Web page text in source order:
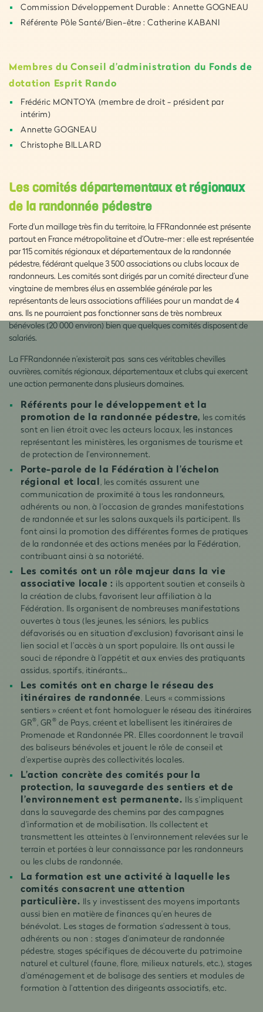
Commission Développement Durable : Annette GOGNEAU
Référente Pôle Santé/Bien-être : Catherine KABANI
Membres du Conseil d’administration du Fonds de
dotation Esprit Rando
Frédéric MONTOYA (membre de droit - président par
intérim)
Annette GOGNEAU
Christophe BILLARD
Les comités départementaux et régionaux
de la randonnée pédestre
Forte d'un maillage très fin du territoire, la FFRandonnée est présente
partout en France métropolitaine et d’Outre-mer : elle est représentée
par 115 comités régionaux et départementaux de la randonnée
pédestre, fédérant quelque 3 500 associations ou clubs locaux de
randonneurs. Les comités sont dirigés par un comité directeur d’une
vingtaine de membres élus en assemblée générale par les
représentants de leurs associations affiliées pour un mandat de 4
ans. Ils ne pourraient pas fonctionner sans de très nombreux
bénévoles (20 000 environ) bien que quelques comités disposent de
salariés.
La FFRandonnée n’existerait pas sans ces véritables chevilles
ouvrières, comités régionaux, départementaux et clubs qui exercent
une action permanente dans plusieurs domaines.
Référents pour le développement et la
promotion de la randonnée pédestre, les comités
sont en lien étroit avec les acteurs locaux, les instances
représentant les ministères, les organismes de tourisme et
de protection de l’environnement.
Porte-parole de la Fédération à l’échelon
régional et local, les comités assurent une
communication de proximité à tous les randonneurs,
adhérents ou non, à l’occasion de grandes manifestations
de randonnée et sur les salons auxquels ils participent. Ils
font ainsi la promotion des différentes formes de pratiques
de la randonnée et des actions menées par la Fédération,
contribuant ainsi à sa notoriété.
Les comités ont un rôle majeur dans la vie
associative locale : ils apportent soutien et conseils à
la création de clubs, favorisent leur affiliation à la
Fédération. Ils organisent de nombreuses manifestations
ouvertes à tous (les jeunes, les séniors, les publics
défavorisés ou en situation d'exclusion) favorisant ainsi le
lien social et l’accès à un sport populaire. Ils ont aussi le
souci de répondre à l’appétit et aux envies des pratiquants
assidus, sportifs, itinérants…
Les comités ont en charge le réseau des
itinéraires de randonnée. Leurs « commissions
sentiers » créent et font homologuer le réseau des itinéraires
GR®, GR® de Pays, créent et labellisent les itinéraires de
Promenade et Randonnée PR. Elles coordonnent le travail
des baliseurs bénévoles et jouent le rôle de conseil et
d’expertise auprès des collectivités locales.
L’action concrète des comités pour la
protection, la sauvegarde des sentiers et de
l’environnement est permanente. Ils s’impliquent
dans la sauvegarde des chemins par des campagnes
d’information et de mobilisation. Ils collectent et
transmettent les atteintes à l’environnement relevées sur le
terrain et portées à leur connaissance par les randonneurs
ou les clubs de randonnée.
La formation est une activité à laquelle les
comités consacrent une attention
particulière. Ils y investissent des moyens importants
aussi bien en matière de finances qu’en heures de
bénévolat. Les stages de formation s’adressent à tous,
adhérents ou non : stages d’animateur de randonnée
pédestre, stages spécifiques de découverte du patrimoine
naturel et culturel (faune, flore, milieux naturels, etc.), stages
d’aménagement et de balisage des sentiers et modules de
formation à l’attention des dirigeants associatifs, etc.